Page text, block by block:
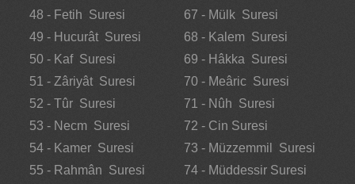
48 - Fetih Suresi
49 - Hucurât Suresi
50 - Kaf Suresi
51 - Zâriyât Suresi
52 - Tûr Suresi
53 - Necm Suresi
54 - Kamer Suresi
55 - Rahmân Suresi
67 - Mülk Suresi
68 - Kalem Suresi
69 - Hâkka Suresi
70 - Meâric Suresi
71 - Nûh Suresi
72 - Cin Suresi
73 - Müzzemmil Suresi
74 - Müddessir Suresi